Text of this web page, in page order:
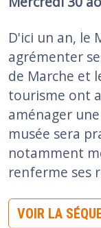
D'ici un an, le
agrémenter
de Marche et
tourisme ont
aménager
musée sera
notamment
renferme ses
VOIR LA